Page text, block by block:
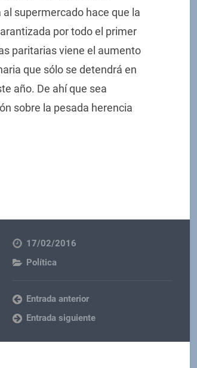
supermercado hace que la
por todo el primer
paritarias viene el aumento
que sólo se detendrá en
año. De ahí que sea
sobre la pesada herencia
17/02/2016
Política
Entrada anterior
Entrada siguiente